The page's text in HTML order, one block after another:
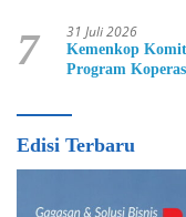
7 31 Juli 2026
Kemenkop
Program
Edisi Terbaru